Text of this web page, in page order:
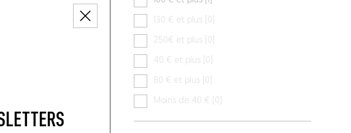
130 € et plus [0]
250€ et plus [0]
40 € et plus [0]
80 € et plus [0]
Moins de 40 € [0]